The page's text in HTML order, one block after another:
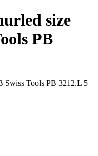
size
PB
Swiss Tools PB 3212.L 5